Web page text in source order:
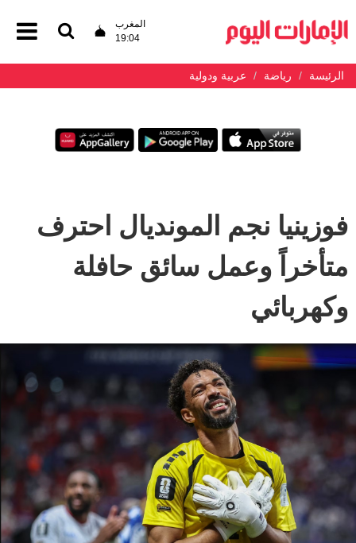
المغرب
19:04
الرئيسة رياضة عربية ودولية
فوزينيا نجم المونديال احترف
متأخراً وعمل سائق حافلة
وكهربائي